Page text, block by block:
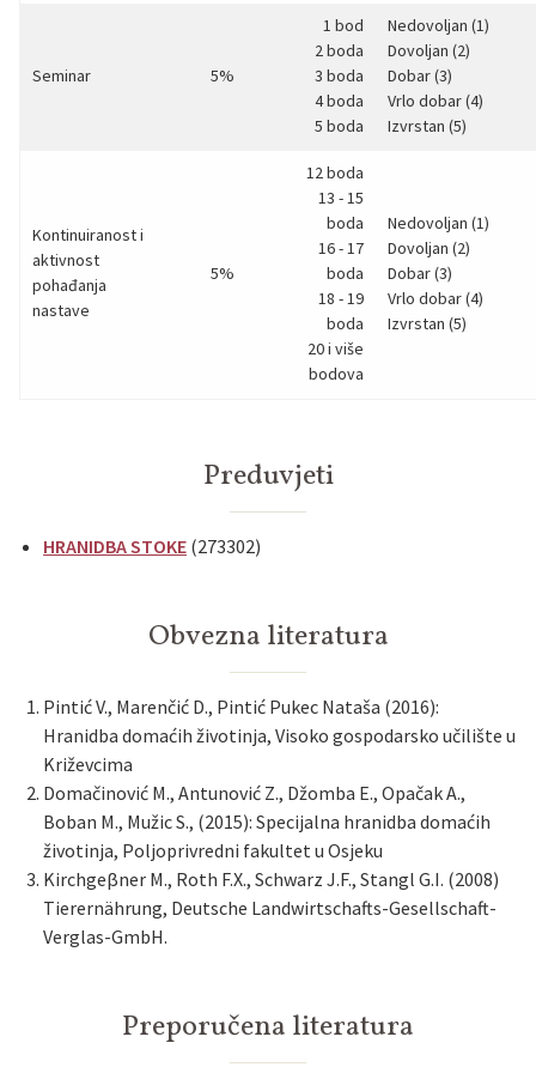
Seminar 5%
1 bod
2 boda
3 boda
4 boda
5 boda
Nedovoljan (1)
Dovoljan (2)
Dobar (3)
Vrlo dobar (4)
Izvrstan (5)
Kontinuiranost i
aktivnost
pohađanja
nastave
5%
12 boda
13 - 15
boda
16 - 17
boda
18 - 19
boda
20 i više
bodova
Nedovoljan (1)
Dovoljan (2)
Dobar (3)
Vrlo dobar (4)
Izvrstan (5)
Preduvjeti
HRANIDBA STOKE (273302)
Obvezna literatura
Pintić V., Marenčić D., Pintić Pukec Nataša (2016):
Hranidba domaćih životinja, Visoko gospodarsko učilište u
Križevcima
Domačinović M., Antunović Z., Džomba E., Opačak A.,
Boban M., Mužic S., (2015): Specijalna hranidba domaćih
životinja, Poljoprivredni fakultet u Osjeku
Kirchgeβner M., Roth F.X., Schwarz J.F., Stangl G.I. (2008)
Tierernährung, Deutsche Landwirtschafts-Gesellschaft-
Verglas-GmbH.
Preporučena literatura